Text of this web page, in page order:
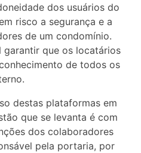
dos usuários do
risco a segurança e a
de um condomínio.
que os locatários
de todos os
destas plataformas em
que se levanta é com
dos colaboradores
pela portaria, por